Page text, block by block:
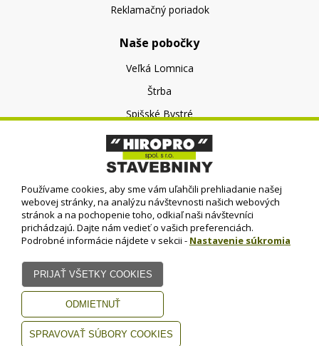
Reklamačný poriadok
Naše pobočky
Veľká Lomnica
Štrba
Spišské Bystré
O nás
O spoločnosti
Kontakt
© HIROPRO, spol. s r.o.
Všetky práva vyhradené
Používame cookies, aby sme vám uľahčili prehliadanie našej
webovej stránky, na analýzu návštevnosti našich webových
stránok a na pochopenie toho, odkiaľ naši návštevníci
prichádzajú. Dajte nám vedieť o vašich preferenciách.
Podrobné informácie nájdete v sekcii - Nastavenie súkromia